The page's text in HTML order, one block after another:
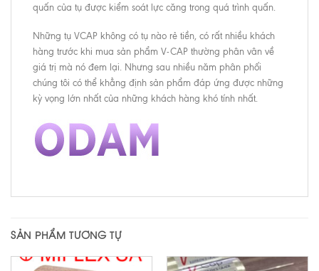
quấn của tụ được kiểm soát lực căng trong quá trình quấn.
Những tụ VCAP không có tụ nào rẻ tiền, có rất nhiều khách
hàng trước khi mua sản phẩm V-CAP thường phân vân về
giá trị mà nó đem lại. Nhưng sau nhiều năm phân phối
chúng tôi có thể khẳng định sản phẩm đáp ứng được những
kỳ vọng lớn nhất của những khách hàng khó tính nhất.
SẢN PHẨM TƯƠNG TỰ